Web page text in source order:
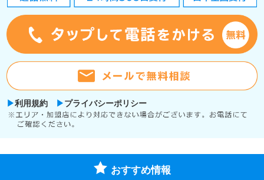
利用規約 プライバシーポリシー
おすすめ情報